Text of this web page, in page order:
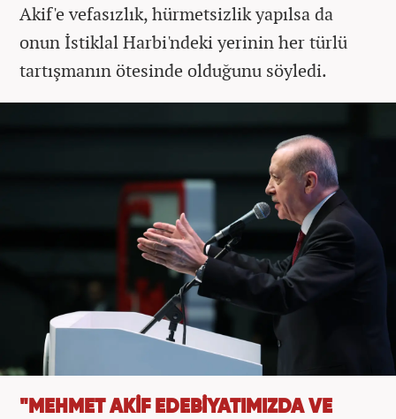
Akif'e vefasızlık, hürmetsizlik yapılsa da
onun İstiklal Harbi'ndeki yerinin her türlü
tartışmanın ötesinde olduğunu söyledi.
"MEHMET AKİF EDEBİYATIMIZDA VE